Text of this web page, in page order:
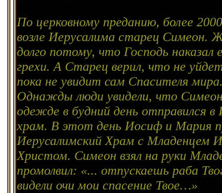
По церковному преданию, более
возле Иерусалима старец Симеон.
долго потому, что Господь наказал
грехи. А Старец верил, что не
пока не увидит сам Спасителя
Однажды люди увидели, что Симеон
одежде в будний день отправился в
храм. В этот день Иосиф и Мария
Иерусалимский Храм с Младенцем
Христом. Симеон взял на руки
промолвил: «... отпускаешь раба
видели очи мои спасение Твое…»